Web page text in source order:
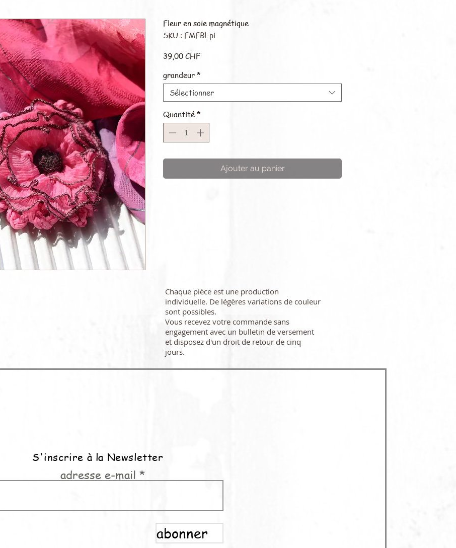
Fleur en soie magnétique
SKU : FMFBl-pi
39,00 CHFPrix
grandeur *
Sélectionner
Quantité *
Ajouter au panier
Chaque pièce est une production
individuelle. De légères variations de couleur
sont possibles.
Vous recevez votre commande sans
engagement avec un bulletin de versement
et disposez d'un droit de retour de cinq
jours.
S'inscrire à la Newsletter
adresse e-mail
abonner